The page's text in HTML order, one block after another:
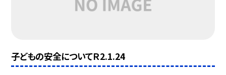
子どもの安全についてＲ2.1.24